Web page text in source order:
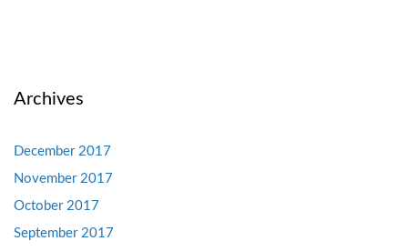
Archives
December 2017
November 2017
October 2017
September 2017